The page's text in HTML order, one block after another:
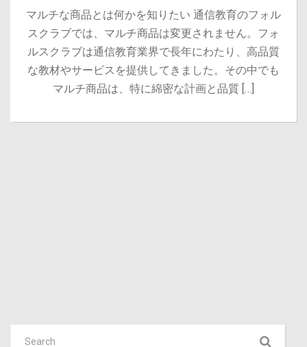
マルチな商品とは何かを知りたい 通信教育のフォル
スクラブでは、マルチ商品は変更されません。フォ
ルスクラブは通信教育業界で長年にわたり、高品質
な教材やサービスを提供してきました。その中でも
マルチ商品は、特に綿密な計画と品質 […]